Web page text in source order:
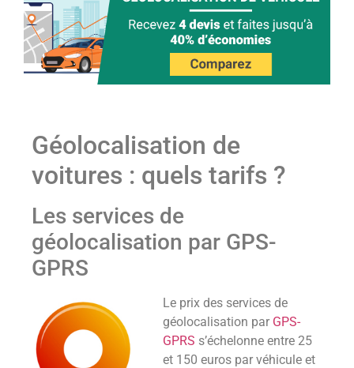
Géolocalisation de
voitures : quels tarifs ?
Les services de
géolocalisation par GPS-
GPRS
Le prix des services de
géolocalisation par GPS-
GPRS s’échelonne entre 25
et 150 euros par véhicule et